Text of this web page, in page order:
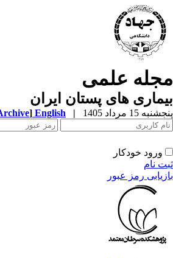
علمی
های پستان ایران
15 مرداد 1405 |
English
[Archive]
ورود خودکار
نام
رمز عبور